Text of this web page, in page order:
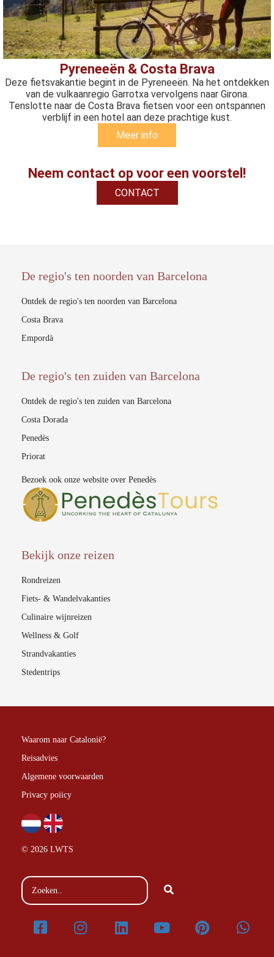
Pyreneeën & Costa Brava
Deze fietsvakantie begint in de Pyreneeën. Na het ontdekken
van de vulkaanregio Garrotxa vervolgens naar Girona.
Tenslotte naar de Costa Brava fietsen voor een ontspannen
verblijf in een hotel aan deze prachtige kust.
Meer info
Neem contact op voor een voorstel!
CONTACT
De regio's ten noorden van Barcelona
Ontdek de regio's ten noorden van Barcelona
Costa Brava
Empordà
De regio's ten zuiden van Barcelona
Ontdek de regio's ten zuiden van Barcelona
Costa Dorada
Penedès
Priorat
Bezoek ook onze website over Penedès
Bekijk onze reizen
Rondreizen
Fiets- & Wandelvakanties
Culinaire wijnreizen
Wellness & Golf
Strandvakanties
Stedentrips
Waarom naar Catalonië?
Reisadvies
Algemene voorwaarden
Privacy poiicy
© 2026 LWTS